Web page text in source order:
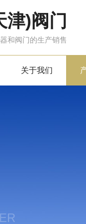
津)阀门
和阀门的生产销售
关于我们